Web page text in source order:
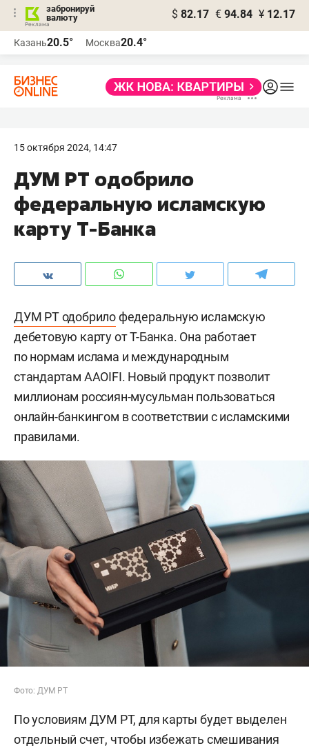
забронируй
валюту
$ 82.17 € 94.84 ¥ 12.17
Казань20.5° Москва20.4°
15 октября 2024, 14:47
ДУМ РТ одобрило
федеральную исламскую
карту Т-Банка
ДУМ РТ одобрило федеральную исламскую
дебетовую карту от Т-Банка. Она работает
по нормам ислама и международным
стандартам AAOIFI. Новый продукт позволит
миллионам россиян-мусульман пользоваться
онлайн-банкингом в соответствии с исламскими
правилами.
Фото: ДУМ РТ
По условиям ДУМ РТ, для карты будет выделен
отдельный счет, чтобы избежать смешивания